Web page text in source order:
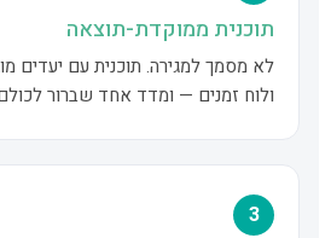
תוכנית ממוקדת-תוצאה
לא מסמך למגירה. תוכנית עם יעדים
ולוח זמנים — ומדד אחד שברור
3